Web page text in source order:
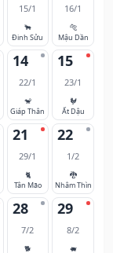
15/1
🐂
Đinh Sửu
16/1
🐅
Mậu Dần
14
22/1
🐒
Giáp Thân
15
23/1
🐓
Ất Dậu
21
29/1
🐈
Tân Mão
22
1/2
🐉
Nhâm Thìn
28
7/2
🐕
29
8/2
🐖